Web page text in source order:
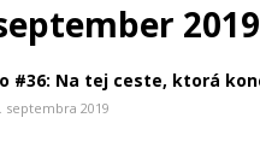
2019
#36: Na tej ceste, ktorá
septembra 2019